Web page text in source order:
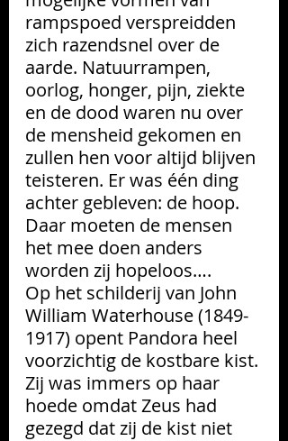
rampspoed verspreidden
zich razendsnel over de
aarde. Natuurrampen,
oorlog, honger, pijn, ziekte
en de dood waren nu over
de mensheid gekomen en
zullen hen voor altijd blijven
teisteren. Er was één ding
achter gebleven: de hoop.
Daar moeten de mensen
het mee doen anders
worden zij hopeloos….
Op het schilderij van John
William Waterhouse (1849-
1917) opent Pandora heel
voorzichtig de kostbare kist.
Zij was immers op haar
hoede omdat Zeus had
gezegd dat zij de kist niet